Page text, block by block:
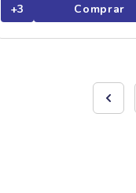
+3 Comprar